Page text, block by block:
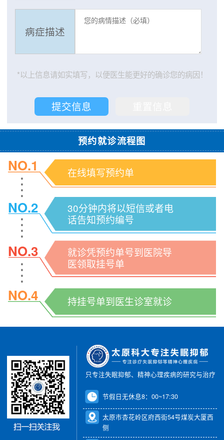
病症描述
*以上信息请如实填写，以便医生能更好的确诊您的病因！
预约就诊流程图
NO.1 在线填写预约单
NO.2
30分钟内将以短信或者电
话告知预约编号
NO.3
就诊凭预约单号到医院导
医领取挂号单
NO.4 持挂号单到医生诊室就诊
只专注失眠抑郁、精神心理疾病的研究与治疗
节假日无休息8：00~17:30
太原市杏花岭区府西街54号煤炭大厦西
侧